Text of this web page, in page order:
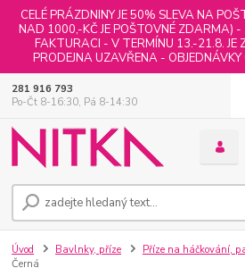
CELÉ PRÁZDNINY JE 50% SLEVA NA
NAD 1000,-KČ JE POŠTOVNÉ ZDARMA)
FAKTURACI - V TERMÍNU 13.-21.8. JE
PRODEJNA UZAVŘENA -
281 916 793
Po-Čt 8-16:30, Pá 8-14:30
Úvod Bavlnky, příze
Příze na háčkování,
Černá